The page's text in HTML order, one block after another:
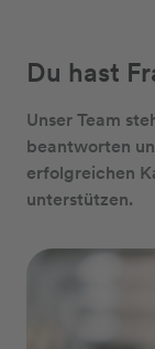
Du hast
Unser Team
beantworten
erfolgreichen
unterstützen.